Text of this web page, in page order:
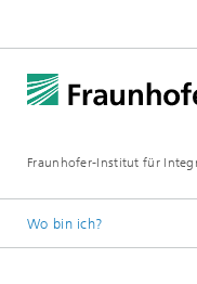
Fraunhofer-Institut für
Wo bin ich?